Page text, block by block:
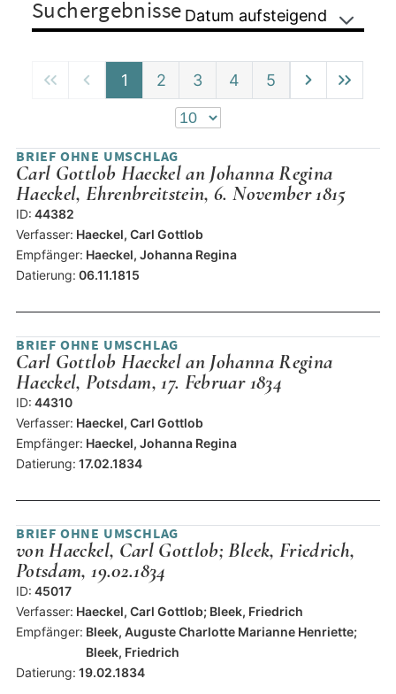
Suchergebnisse Datum aufsteigend
1 2 3 4 5
BRIEF OHNE UMSCHLAG
Carl Gottlob Haeckel an Johanna Regina
Haeckel, Ehrenbreitstein, 6. November 1815
ID: 44382
Verfasser: Haeckel, Carl Gottlob
Empfänger: Haeckel, Johanna Regina
Datierung: 06.11.1815
BRIEF OHNE UMSCHLAG
Carl Gottlob Haeckel an Johanna Regina
Haeckel, Potsdam, 17. Februar 1834
ID: 44310
Verfasser: Haeckel, Carl Gottlob
Empfänger: Haeckel, Johanna Regina
Datierung: 17.02.1834
BRIEF OHNE UMSCHLAG
von Haeckel, Carl Gottlob; Bleek, Friedrich,
Potsdam, 19.02.1834
ID: 45017
Verfasser: Haeckel, Carl Gottlob; Bleek, Friedrich
Empfänger: Bleek, Auguste Charlotte Marianne Henriette;
Bleek, Friedrich
Datierung: 19.02.1834